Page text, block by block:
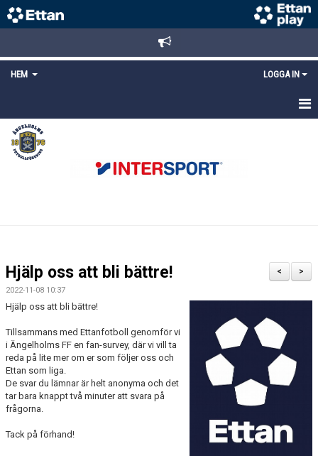
HEM LOGGA IN
STARTSIDA
NYHETER
LÄNKAR
MEDLEMS OCH TRÄNINGSAVGIFTER
>
<
Hjälp oss att bli bättre!
2022-11-08 10:37
Hjälp oss att bli bättre!
Tillsammans med Ettanfotboll genomför vi
i Ängelholms FF en fan-survey, där vi vill ta
reda på lite mer om er som följer oss och
Ettan som liga.
De svar du lämnar är helt anonyma och det
tar bara knappt två minuter att svara på
frågorna.
Tack på förhand!